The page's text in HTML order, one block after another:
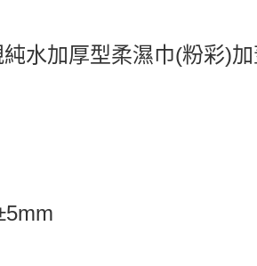
水加厚型柔濕巾(粉彩)